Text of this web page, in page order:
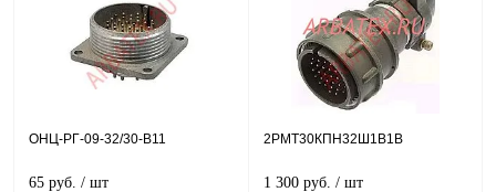
ОНЦ-РГ-09-32/30-В11
65 руб. / шт
2РМТ30КПН32Ш1В1В
1 300 руб. / шт